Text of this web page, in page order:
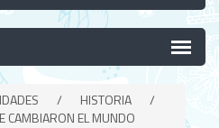
/ HISTORIA
/
CAMBIARON EL MUNDO